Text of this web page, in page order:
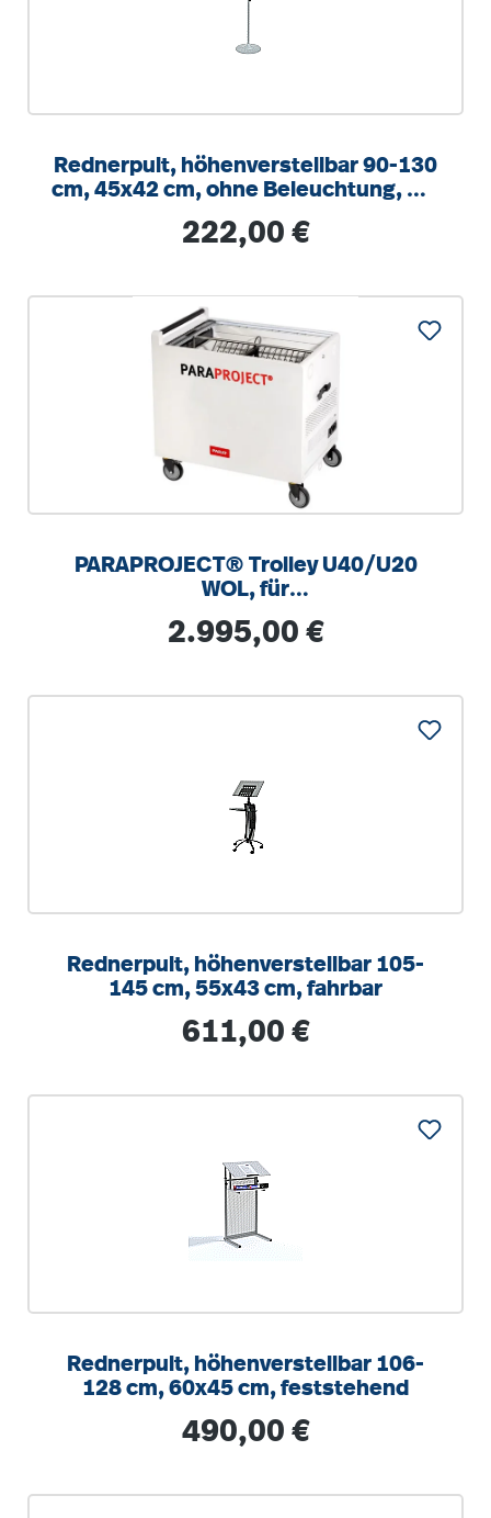
Rednerpult, höhenverstellbar 90-130
cm, 45x42 cm, ohne Beleuchtung, mit
Regulärer Preis:
222,00 €
PARAPROJECT® Trolley U40/U20
WOL, für
Regulärer Preis:
2.995,00 €
Rednerpult, höhenverstellbar 105-
145 cm, 55x43 cm, fahrbar
Regulärer Preis:
611,00 €
Rednerpult, höhenverstellbar 106-
128 cm, 60x45 cm, feststehend
Regulärer Preis:
490,00 €